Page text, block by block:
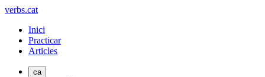
verbs.cat
Inici
Practicar
Articles
ca